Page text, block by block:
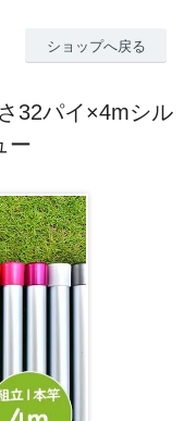
ショップへ戻る
32パイ×4mシル
ー